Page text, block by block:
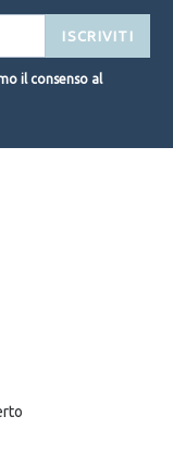
ISCRIVITI
il consenso al